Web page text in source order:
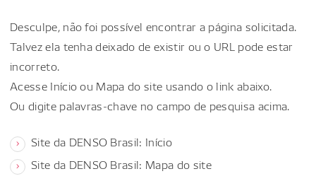
Desculpe, não foi possível encontrar a página solicitada.
Talvez ela tenha deixado de existir ou o URL pode estar
incorreto.
Acesse Início ou Mapa do site usando o link abaixo.
Ou digite palavras-chave no campo de pesquisa acima.
Site da DENSO Brasil: Início
Site da DENSO Brasil: Mapa do site